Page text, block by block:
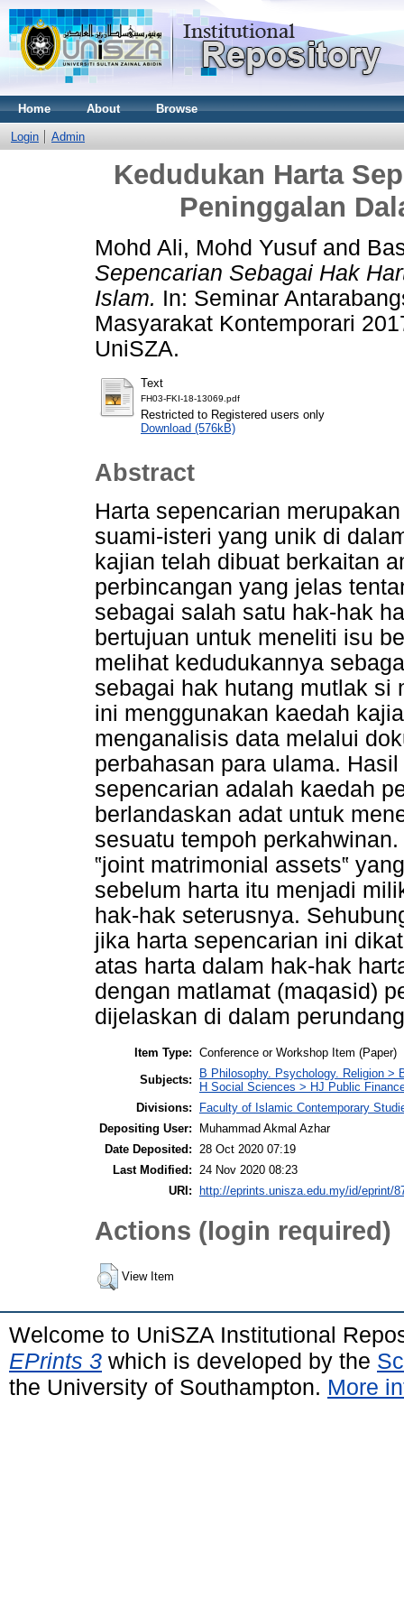
Home About Browse
Login Admin
Kedudukan Harta
Peninggalan
Mohd Ali, Mohd Yusuf and
Sepencarian Sebagai Hak
Islam. In: Seminar
Masyarakat Kontemporari
UniSZA.
Text
FH03-FKI-18-13069.pdf
Restricted to Registered users only
Download (576kB)
Abstract
Harta sepencarian
suami-isteri yang unik di
kajian telah dibuat berkaitan
perbincangan yang jelas
sebagai salah satu hak-hak
bertujuan untuk meneliti isu
melihat kedudukannya
sebagai hak hutang mutlak si
ini menggunakan kaedah
menganalisis data melalui
perbahasan para ulama.
sepencarian adalah kaedah
berlandaskan adat untuk
sesuatu tempoh
‟joint matrimonial assets‟
sebelum harta itu menjadi
hak-hak seterusnya.
jika harta sepencarian ini
atas harta dalam hak-hak
dengan matlamat (maqasid)
dijelaskan di dalam
Item Type: Conference or Workshop Item (Paper)
Subjects:
B Philosophy. Psychology. Religion >
H Social Sciences > HJ Public
Divisions:
Faculty of Islamic Contemporary
Depositing User:
Muhammad Akmal Azhar
Date Deposited:
28 Oct 2020 07:19
Last Modified:
24 Nov 2020 08:23
URI:
http://eprints.unisza.edu.my/id/eprint/
Actions (login required)
View Item
Welcome to UniSZA Institutional
EPrints 3 which is developed by the
the University of Southampton. More